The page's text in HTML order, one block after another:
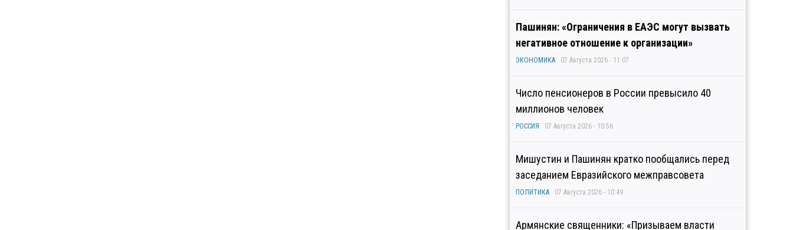
Пашинян: «Ограничения в ЕАЭС могут вызвать
негативное отношение к организации»
ЭКОНОМИКА 07 Августа 2026 - 11:07
Число пенсионеров в России превысило 40
миллионов человек
РОССИЯ 07 Августа 2026 - 10:56
Мишустин и Пашинян кратко пообщались перед
заседанием Евразийского межправсовета
ПОЛИТИКА 07 Августа 2026 - 10:49
Армянские священники: «Призываем власти